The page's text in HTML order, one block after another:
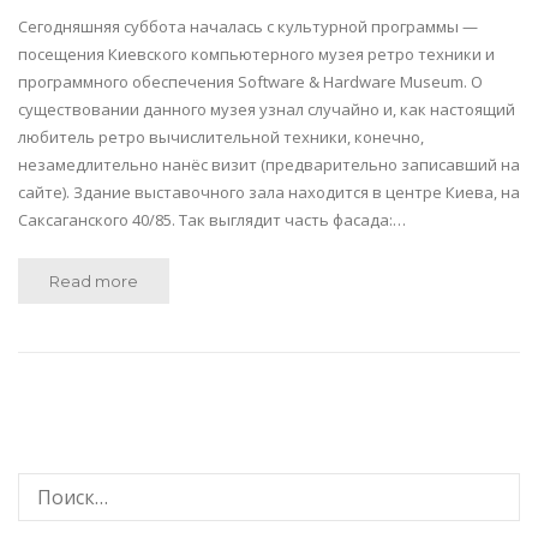
Сегодняшняя суббота началась с культурной программы —
посещения Киевского компьютерного музея ретро техники и
программного обеспечения Software & Hardware Museum. О
существовании данного музея узнал случайно и, как настоящий
любитель ретро вычислительной техники, конечно,
незамедлительно нанёс визит (предварительно записавший на
сайте). Здание выставочного зала находится в центре Киева, на
Саксаганского 40/85. Так выглядит часть фасада:…
Read more